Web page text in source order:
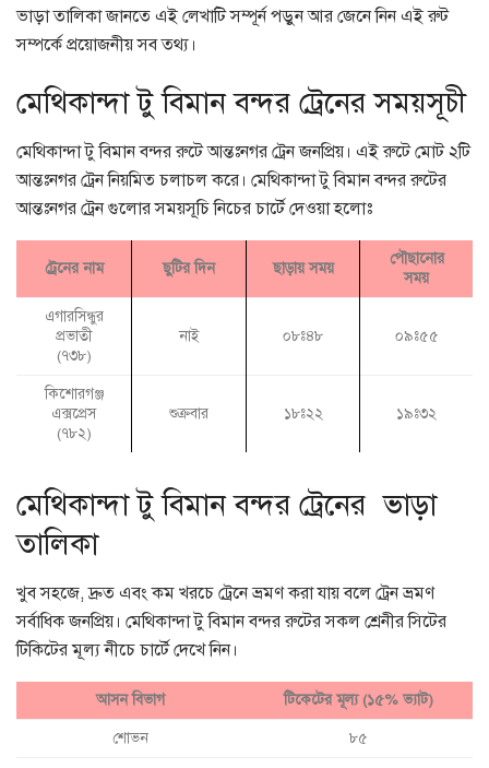
ভাড়া তালিকা জানতে এই লেখাটি সম্পূর্ন পড়ুন আর জেনে নিন এই রুট
সম্পর্কে প্রয়োজনীয় সব তথ্য।
মেথিকান্দা টু বিমান বন্দর ট্রেনের সময়সূচী
মেথিকান্দা টু বিমান বন্দর রুটে আন্তঃনগর ট্রেন জনপ্রিয়। এই রুটে মোট ২টি
আন্তঃনগর ট্রেন নিয়মিত চলাচল করে। মেথিকান্দা টু বিমান বন্দর রুটের
আন্তঃনগর ট্রেন গুলোর সময়সূচি নিচের চার্টে দেওয়া হলোঃ
ট্রেনের নাম ছুটির দিন ছাড়ায় সময়
পৌছানোর
সময়
এগারসিন্ধুর
প্রভাতী
(৭৩৮)
নাই ০৮ঃ৪৮ ০৯ঃ৫৫
কিশোরগঞ্জ
এক্সপ্রেস
(৭৮২)
শুক্রবার ১৮ঃ২২ ১৯ঃ৩২
মেথিকান্দা টু বিমান বন্দর ট্রেনের ভাড়া
তালিকা
খুব সহজে, দ্রুত এবং কম খরচে ট্রেনে ভ্রমণ করা যায় বলে ট্রেন ভ্রমণ
সর্বাধিক জনপ্রিয়। মেথিকান্দা টু বিমান বন্দর রুটের সকল শ্রেনীর সিটের
টিকিটের মূল্য নীচে চার্টে দেখে নিন।
আসন বিভাগ টিকেটের মূল্য (১৫% ভ্যাট)
শোভন ৮৫